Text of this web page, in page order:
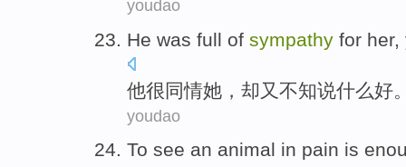
youdao
He was full of sympathy for her,
他很同情她 ， 却 又 不知说什么好
youdao
To see an animal in pain is